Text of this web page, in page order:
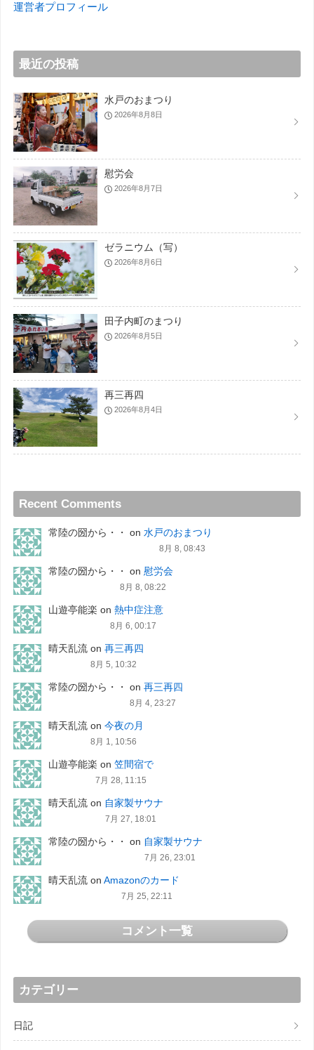
運営者プロフィール
最近の投稿
水戸のおまつり
2026年8月8日
慰労会
2026年8月7日
ゼラニウム（写）
2026年8月6日
田子内町のまつり
2026年8月5日
再三再四
2026年8月4日
Recent Comments
常陸の圀から・・ on 水戸のおまつり
8月 8, 08:43
常陸の圀から・・ on 慰労会
8月 8, 08:22
山遊亭能楽 on 熱中症注意
8月 6, 00:17
晴天乱流on 再三再四
8月 5, 10:32
常陸の圀から・・ on 再三再四
8月 4, 23:27
晴天乱流on 今夜の月
8月 1, 10:56
山遊亭能楽 on 笠間宿で
7月 28, 11:15
晴天乱流on 自家製サウナ
7月 27, 18:01
常陸の圀から・・ on 自家製サウナ
7月 26, 23:01
晴天乱流on Amazonのカード
7月 25, 22:11
コメント一覧
カテゴリー
日記